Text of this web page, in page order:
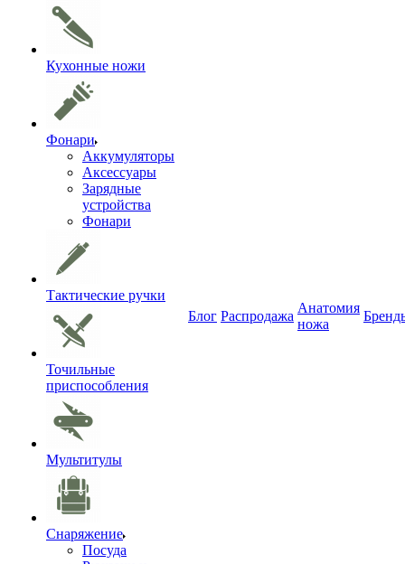
Кухонные ножи
Фонари
Аккумуляторы
Аксессуары
Зарядные
устройства
Фонари
Тактические ручки
Точильные
приспособления
Мультитулы
Снаряжение
Посуда
Блог Распродажа
Анатомия
ножа